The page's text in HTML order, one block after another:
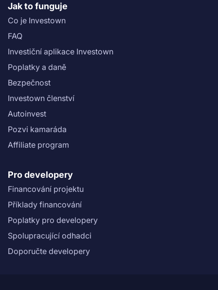
Jak to funguje
Co je Investown
FAQ
Investiční aplikace Investown
Poplatky a daně
Bezpečnost
Investown členství
Autoinvest
Pozvi kamaráda
Affiliate program
Pro developery
Financování projektu
Příklady financování
Poplatky pro developery
Spolupracující odhadci
Doporučte developery